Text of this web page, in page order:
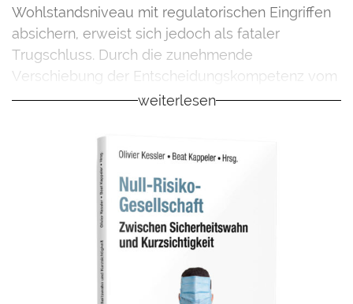
Wohlstandsniveau mit regulatorischen Eingriffen
absichern, erweist sich jedoch als fataler
Trugschluss. Durch die zunehmende
Verschiebung der Entscheidungskompetenz vom
Individuum zum Staat geraten bedenkliche
Vetternwirtschaft, Machtmissbrauch und
einschneidende Systemkrisen sind nur einige
Die Autoren in diesem Buch plädieren für einen
unaufgeregten und verhältnismässigen Umgang
mit Risiken. Sie weisen darauf hin, dass
Innovationskraft, Freiheit und Wohlstand in Gefahr
weiterlesen